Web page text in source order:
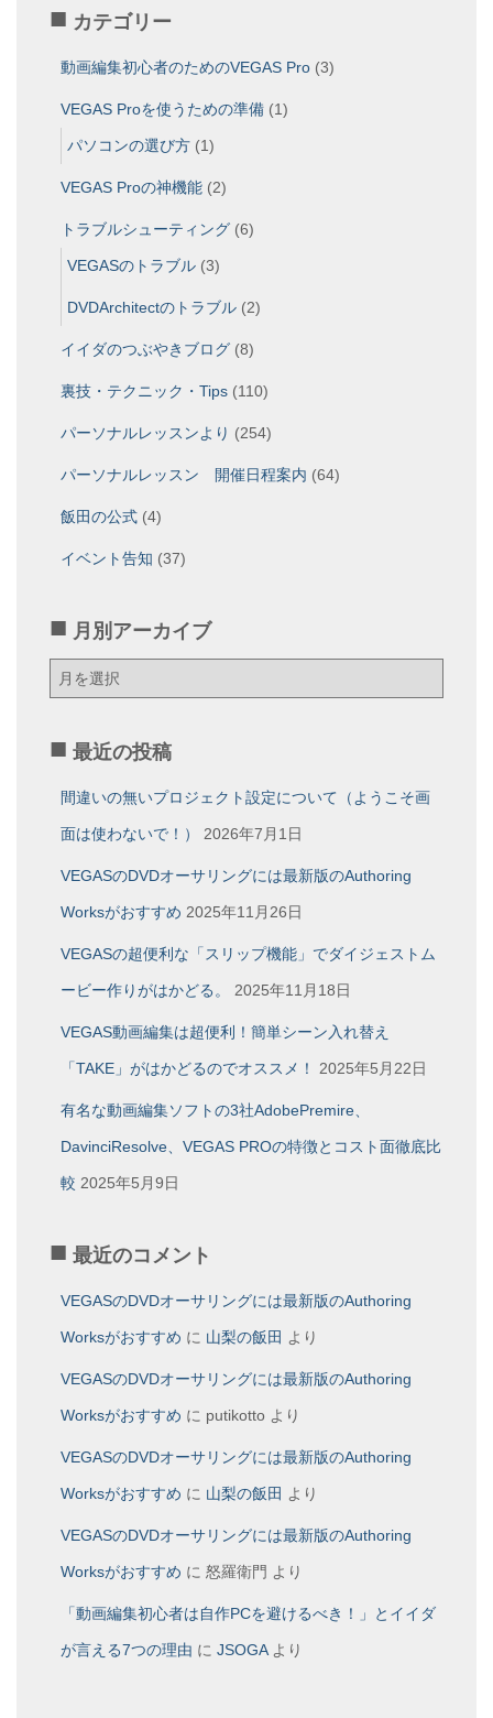
カテゴリー
動画編集初心者のためのVEGAS Pro (3)
VEGAS Proを使うための準備 (1)
パソコンの選び方 (1)
VEGAS Proの神機能 (2)
トラブルシューティング (6)
VEGASのトラブル (3)
DVDArchitectのトラブル (2)
イイダのつぶやきブログ (8)
裏技・テクニック・Tips (110)
パーソナルレッスンより (254)
パーソナルレッスン 開催日程案内 (64)
飯田の公式 (4)
イベント告知 (37)
月別アーカイブ
月
別
カ
ブ
最近の投稿
間違いの無いプロジェクト設定について（ようこそ画
面は使わないで！） 2026年7月1日
VEGASのDVDオーサリングには最新版のAuthoring
Worksがおすすめ 2025年11月26日
VEGASの超便利な「スリップ機能」でダイジェストム
ービー作りがはかどる。 2025年11月18日
VEGAS動画編集は超便利！簡単シーン入れ替え
「TAKE」がはかどるのでオススメ！ 2025年5月22日
有名な動画編集ソフトの3社AdobePremire、
DavinciResolve、VEGAS PROの特徴とコスト面徹底比
較 2025年5月9日
最近のコメント
VEGASのDVDオーサリングには最新版のAuthoring
Worksがおすすめ に 山梨の飯田 より
VEGASのDVDオーサリングには最新版のAuthoring
Worksがおすすめ に putikotto より
VEGASのDVDオーサリングには最新版のAuthoring
Worksがおすすめ に 山梨の飯田 より
VEGASのDVDオーサリングには最新版のAuthoring
Worksがおすすめ に 怒羅衛門 より
「動画編集初心者は自作PCを避けるべき！」とイイダ
が言える7つの理由 に JSOGAより